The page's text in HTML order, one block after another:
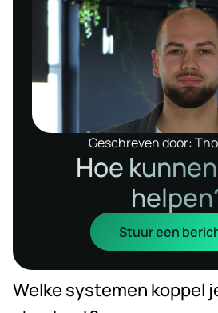
Geschreven door:
Hoe
Stuur een
Welke systemen koppel